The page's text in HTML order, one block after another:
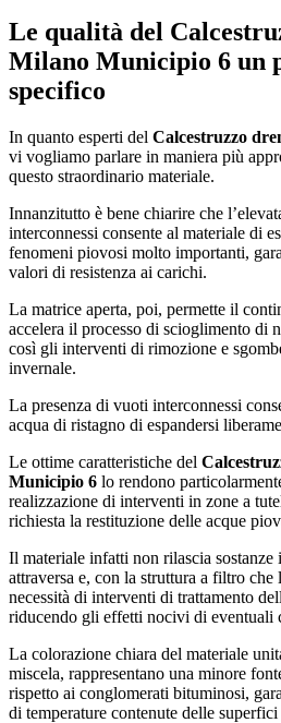
Le qualità del
Milano Municipio 6 un
specifico
In quanto esperti del Calcestruzzo
vi vogliamo parlare in maniera più
questo straordinario materiale.
Innanzitutto è bene chiarire che
interconnessi consente al materiale di
fenomeni piovosi molto importanti,
valori di resistenza ai carichi.
La matrice aperta, poi, permette il
accelera il processo di scioglimento di
così gli interventi di rimozione e
invernale.
La presenza di vuoti interconnessi
acqua di ristagno di espandersi
Le ottime caratteristiche del
Municipio 6 lo rendono
realizzazione di interventi in zone a
richiesta la restituzione delle acque
Il materiale infatti non rilascia sostanze
attraversa e, con la struttura a filtro
necessità di interventi di trattamento
riducendo gli effetti nocivi di eventuali
La colorazione chiara del materiale
miscela, rappresentano una minore
rispetto ai conglomerati bituminosi,
di temperature contenute delle superfici